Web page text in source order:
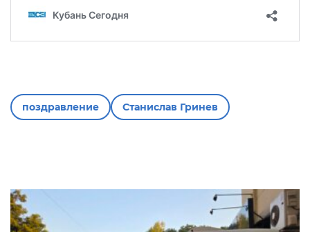
поздравление Станислав Гринев